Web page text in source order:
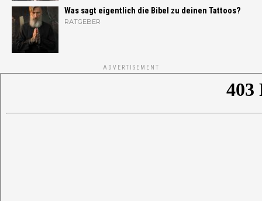
Was sagt eigentlich die Bibel zu deinen Tattoos?
RATGEBER
ADVERTISEMENT